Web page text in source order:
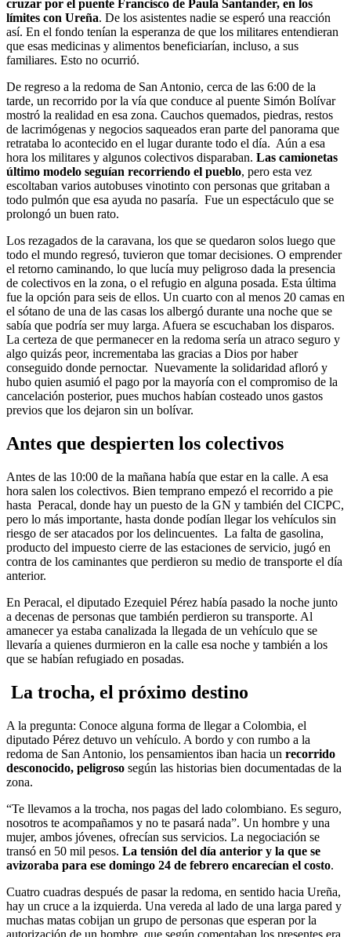
cruzar por el puente Francisco de Paula Santander, en los
límites con Ureña. De los asistentes nadie se esperó una reacción
así. En el fondo tenían la esperanza de que los militares entendieran
que esas medicinas y alimentos beneficiarían, incluso, a sus
familiares. Esto no ocurrió.
De regreso a la redoma de San Antonio, cerca de las 6:00 de la
tarde, un recorrido por la vía que conduce al puente Simón Bolívar
mostró la realidad en esa zona. Cauchos quemados, piedras, restos
de lacrimógenas y negocios saqueados eran parte del panorama que
retrataba lo acontecido en el lugar durante todo el día. Aún a esa
hora los militares y algunos colectivos disparaban. Las camionetas
último modelo seguían recorriendo el pueblo, pero esta vez
escoltaban varios autobuses vinotinto con personas que gritaban a
todo pulmón que esa ayuda no pasaría. Fue un espectáculo que se
prolongó un buen rato.
Los rezagados de la caravana, los que se quedaron solos luego que
todo el mundo regresó, tuvieron que tomar decisiones. O emprender
el retorno caminando, lo que lucía muy peligroso dada la presencia
de colectivos en la zona, o el refugio en alguna posada. Esta última
fue la opción para seis de ellos. Un cuarto con al menos 20 camas en
el sótano de una de las casas los albergó durante una noche que se
sabía que podría ser muy larga. Afuera se escuchaban los disparos.
La certeza de que permanecer en la redoma sería un atraco seguro y
algo quizás peor, incrementaba las gracias a Dios por haber
conseguido donde pernoctar. Nuevamente la solidaridad afloró y
hubo quien asumió el pago por la mayoría con el compromiso de la
cancelación posterior, pues muchos habían costeado unos gastos
previos que los dejaron sin un bolívar.
Antes que despierten los colectivos
Antes de las 10:00 de la mañana había que estar en la calle. A esa
hora salen los colectivos. Bien temprano empezó el recorrido a pie
hasta Peracal, donde hay un puesto de la GN y también del CICPC,
pero lo más importante, hasta donde podían llegar los vehículos sin
riesgo de ser atacados por los delincuentes. La falta de gasolina,
producto del impuesto cierre de las estaciones de servicio, jugó en
contra de los caminantes que perdieron su medio de transporte el día
anterior.
En Peracal, el diputado Ezequiel Pérez había pasado la noche junto
a decenas de personas que también perdieron su transporte. Al
amanecer ya estaba canalizada la llegada de un vehículo que se
llevaría a quienes durmieron en la calle esa noche y también a los
que se habían refugiado en posadas.
La trocha, el próximo destino
A la pregunta: Conoce alguna forma de llegar a Colombia, el
diputado Pérez detuvo un vehículo. A bordo y con rumbo a la
redoma de San Antonio, los pensamientos iban hacia un recorrido
desconocido, peligroso según las historias bien documentadas de la
zona.
“Te llevamos a la trocha, nos pagas del lado colombiano. Es seguro,
nosotros te acompañamos y no te pasará nada”. Un hombre y una
mujer, ambos jóvenes, ofrecían sus servicios. La negociación se
transó en 50 mil pesos. La tensión del día anterior y la que se
avizoraba para ese domingo 24 de febrero encarecían el costo.
Cuatro cuadras después de pasar la redoma, en sentido hacia Ureña,
hay un cruce a la izquierda. Una vereda al lado de una larga pared y
muchas matas cobijan un grupo de personas que esperan por la
autorización de un hombre, que según comentaban los presentes era